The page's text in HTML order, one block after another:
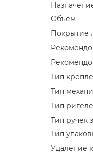
Объем
Покрытие
Тип
Тип
Тип
Тип ручек
Тип
Удаление